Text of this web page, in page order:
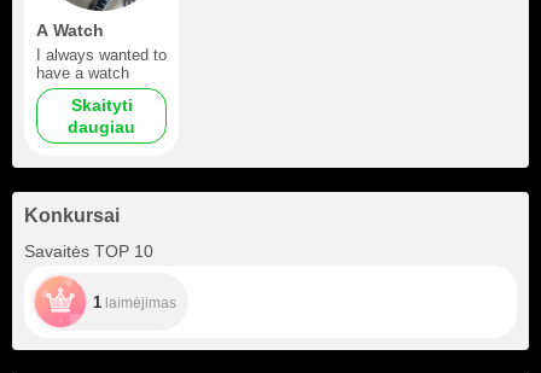
A Watch
I always wanted to
have a watch
Skaityti
daugiau
Konkursai
Savaitės TOP 10
1 laimėjimas